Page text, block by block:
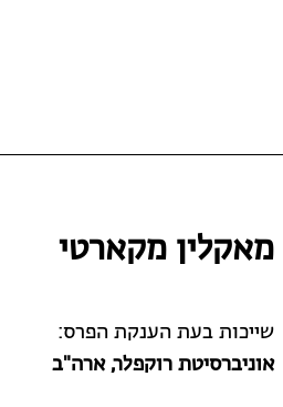
מאקלין מקארטי
שייכות בעת הענקת הפרס:
אוניברסיטת רוקפלר, ארה"ב